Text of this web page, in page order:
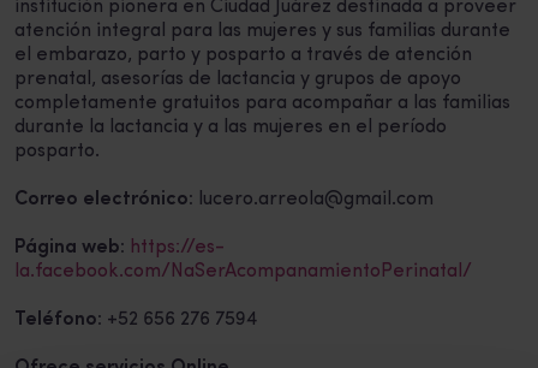
institución pionera en Ciudad Juárez destinada a proveer
atención integral para las mujeres y sus familias durante
el embarazo, parto y posparto a través de atención
prenatal, asesorías de lactancia y grupos de apoyo
completamente gratuitos para acompañar a las familias
durante la lactancia y a las mujeres en el período
posparto.
Correo electrónico: lucero.arreola@gmail.com
Página web: https://es-
la.facebook.com/NaSerAcompanamientoPerinatal/
Teléfono: +52 656 276 7594